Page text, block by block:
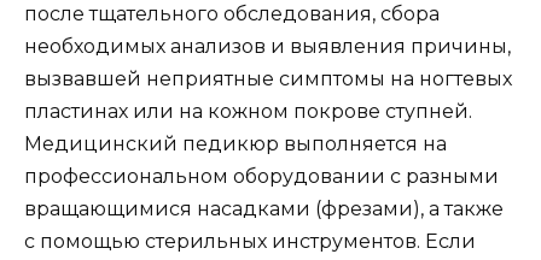
после тщательного обследования, сбора
необходимых анализов и выявления причины,
вызвавшей неприятные симптомы на ногтевых
пластинах или на кожном покрове ступней.
Медицинский педикюр выполняется на
профессиональном оборудовании с разными
вращающимися насадками (фрезами), а также
с помощью стерильных инструментов. Если